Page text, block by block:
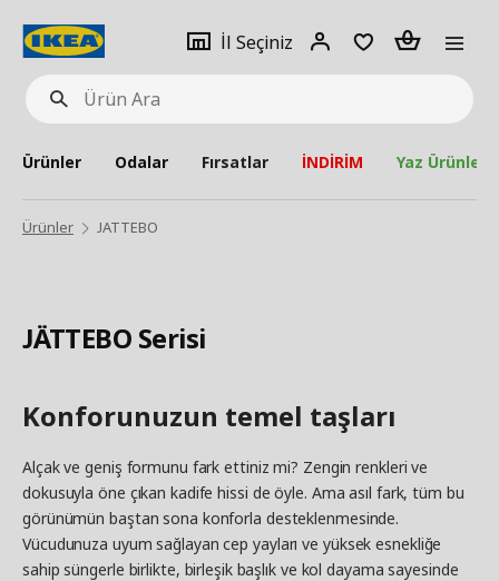
Ürün
Ara
İl Seçiniz
Giriş
Adet
Ürünler Odalar Fırsatlar İNDİRİM Yaz Ürünleri
Ürünler JATTEBO
JÄTTEBO Serisi
Konforunuzun temel taşları
Alçak ve geniş formunu fark ettiniz mi? Zengin renkleri ve
dokusuyla öne çıkan kadife hissi de öyle. Ama asıl fark, tüm bu
görünümün baştan sona konforla desteklenmesinde.
Vücudunuza uyum sağlayan cep yayları ve yüksek esnekliğe
sahip süngerle birlikte, birleşik başlık ve kol dayama sayesinde